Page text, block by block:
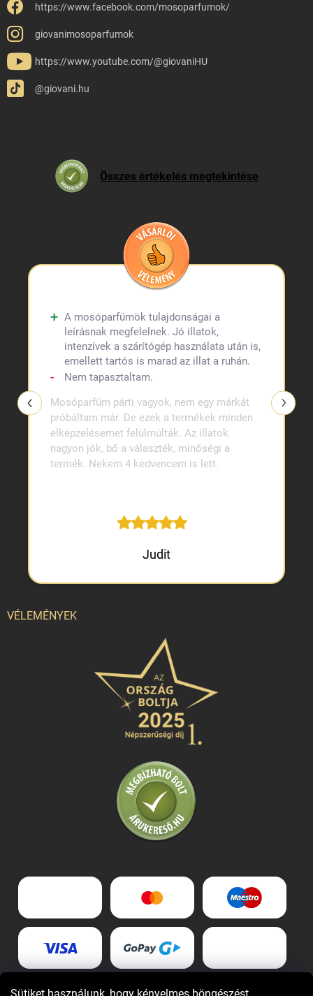
https://www.facebook.com/mosoparfumok/
giovanimosoparfumok
https://www.youtube.com/@giovaniHU
@giovani.hu
Összes értékelés megtekintése
A mosóparfümök tulajdonságai a
leírásnak megfelelnek. Jó illatok,
intenzívek a szárítógép használata után is,
emellett tartós is marad az illat a ruhán.
Nem tapasztaltam.
Mosóparfüm párti vagyok, nem egy márkát
próbáltam már. De ezek a termékek minden
elképzelésemet felülmúlták. Az illatok
nagyon jók, bő a választék, minőségi a
termék. Nekem 4 kedvencem is lett.
Judit
VÉLEMÉNYEK